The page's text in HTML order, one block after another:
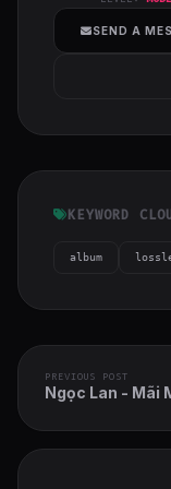
SEND A
KEYWORD
album
PREVIOUS POST
Ngọc Lan - Mãi